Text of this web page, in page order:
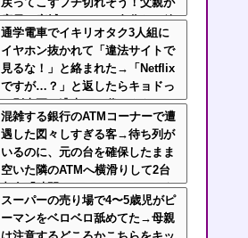
店員と床拭いてるのに自分だけ放
置とか人間性疑うわ
通学電車でイキリオタク3人組に
イヤホン抜かれて「違法サイトで
見るな！」と絡まれた→「Netflix
ですが…？」と返したらキョドっ
て別車両へ逃走…20代にもなって
群れてイキってくんな
混雑する銀行のATMコーナーで遭
遇した図々しすぎる客→待ち列が
いるのに、元の台を確保したまま
空いた隣のATMへ横滑りして2台
占有「時間かかるねー」じゃねえ
よ横取りすんな！
スーパーの売り場で4〜5歳児がピ
ーマンをベロベロ舐めてた→母親